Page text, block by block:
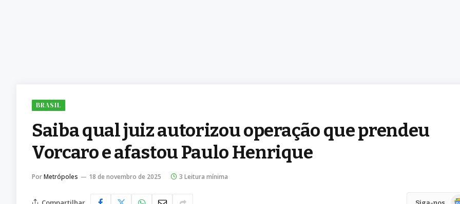
BRASIL
Saiba qual juiz autorizou operação que prendeu
Vorcaro e afastou Paulo Henrique
PorMetrópoles 18 de novembro de 2025 3 Leitura mínima
Siga-nos